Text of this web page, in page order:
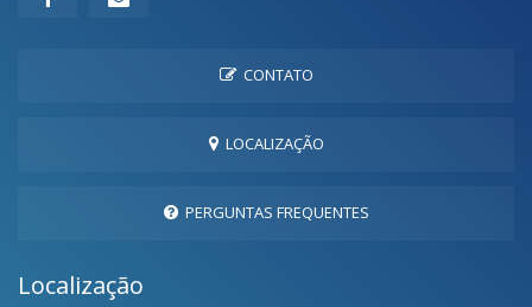
CONTATO
LOCALIZAÇÃO
PERGUNTAS FREQUENTES
Localização